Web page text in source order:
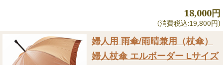
18,000円
(消費税込:19,800円)
婦人用 雨傘/雨晴兼用（杖傘）
婦人杖傘 エルボーダー Lサイズ